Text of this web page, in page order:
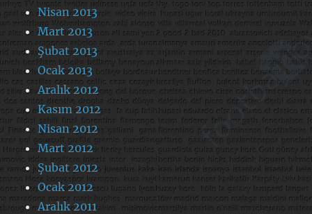
Nisan 2013
Mart 2013
Şubat 2013
Ocak 2013
Aralık 2012
Kasım 2012
Nisan 2012
Mart 2012
Şubat 2012
Ocak 2012
Aralık 2011